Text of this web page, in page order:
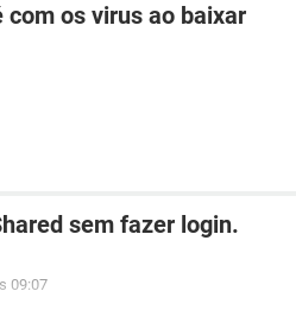
os virus ao baixar
sem fazer login.
09:07